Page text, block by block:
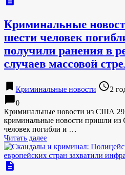
Криминальные
шести человек
получили ранения в
случаев массовой
bookmark Криминальные новости access_time2
chat_bubble0
Криминальные новости из США 29
криминальные новости пришли
человек погибли и …
Читать далее
description